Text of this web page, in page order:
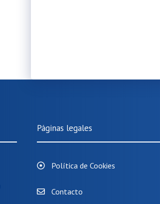
Páginas legales
Política de Cookies
Contacto